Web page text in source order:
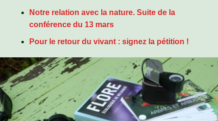
Notre relation avec la nature. Suite de la
conférence du 13 mars
Pour le retour du vivant : signez la pétition !